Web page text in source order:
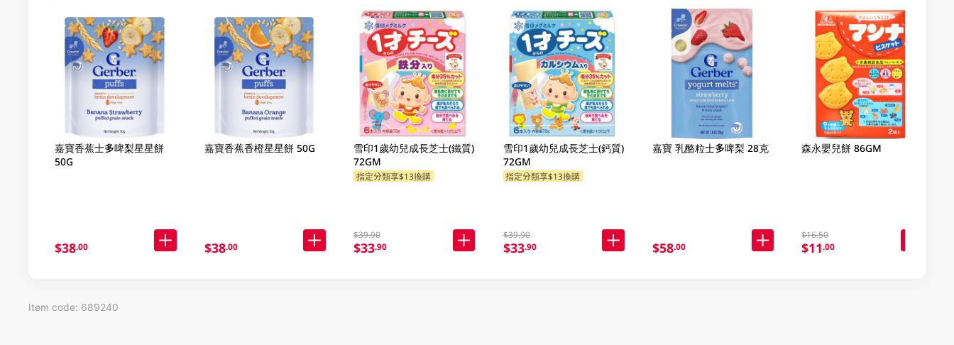
嘉寶香蕉士多啤梨星星餅
50G
$38.00
嘉寶香蕉香橙星星餅 50G
$38.00
雪印1歲幼兒成長芝士(鐵質)
72GM
指定分類享$13換購
$39.90
$33.90
雪印1歲幼兒成長芝士(鈣質)
72GM
指定分類享$13換購
$39.90
$33.90
嘉寶 乳酪粒士多啤梨 28克
$58.00
森永嬰兒餅 86GM
$16.50
$11.00
Item code: 689240